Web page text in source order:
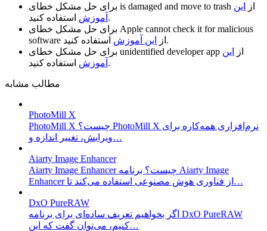
is damaged and move to trash از
این
آموزش استفاده کنید.
Apple cannot check it for malicious
software
از این آموزش
استفاده کنید.
unidentified developer app از
این
آموزش استفاده کنید.
مطالب مشابه
PhotoMill X
PhotoMill X چیست؟ PhotoMill X نرم‌افزاری همه‌کاره برای
ویرایش، تغییر اندازه و…
Aiarty Image Enhancer
Aiarty Image Enhancer چیست؟ برنامه Aiarty Image
Enhancer از فناوری هوش مصنوعی استفاده می‌کند تا…
DxO PureRAW
اگر بخواهیم تعریف ساده‌ای برای برنامه DxO PureRAW
کنیم، می‌توان گفت که این…